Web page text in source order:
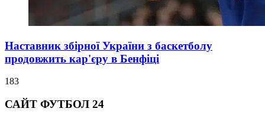
Наставник збірної України з баскетболу
продовжить кар'єру в Бенфіці
183
САЙТ ФУТБОЛ 24